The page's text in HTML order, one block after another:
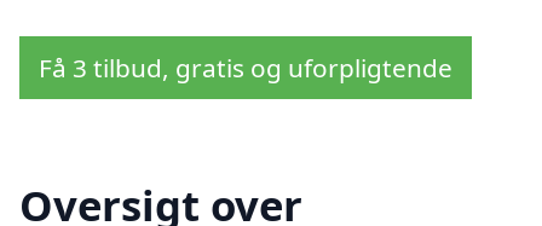
Få 3 tilbud, gratis og uforpligtende
Oversigt over